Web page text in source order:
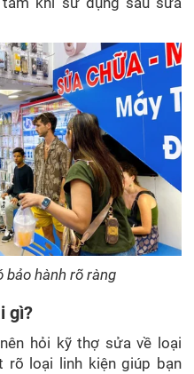
bảo hành rõ ràng
gì?
hỏi kỹ thợ sửa về loại
rõ loại linh kiện giúp bạn